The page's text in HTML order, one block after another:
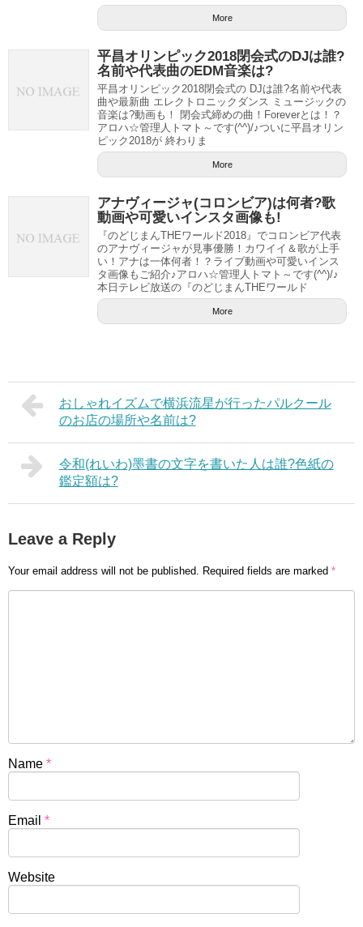
More
平昌オリンピック2018閉会式のDJは誰?
名前や代表曲のEDM音楽は?
平昌オリンピック2018閉会式の DJは誰?名前や代表
曲や最新曲 エレクトロニックダンス ミュージックの
音楽は?動画も！ 閉会式締めの曲！Foreverとは！？
アロハ☆管理人トマト～です(^^)/♪ついに平昌オリン
ピック2018が 終わりま
More
アナヴィージャ(コロンビア)は何者?歌
動画や可愛いインスタ画像も!
『のどじまんTHEワールド2018』でコロンビア代表
のアナヴィージャが見事優勝！カワイイ＆歌が上手
い！アナは一体何者！？ライブ動画や可愛いインス
タ画像もご紹介♪アロハ☆管理人トマト～です(^^)/♪
本日テレビ放送の『のどじまんTHEワールド
More
おしゃれイズムで横浜流星が行ったパルクール
のお店の場所や名前は?
令和(れいわ)墨書の文字を書いた人は誰?色紙の
鑑定額は?
Leave a Reply
Your email address will not be published. Required fields are marked *
Name *
Email *
Website